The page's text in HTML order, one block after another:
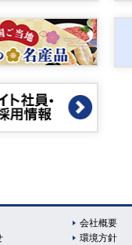
会社概要
環境方針